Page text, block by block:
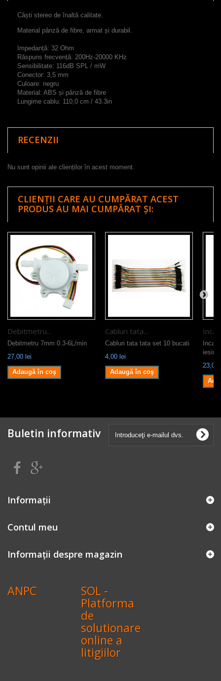
Căști stereo de înaltă calitate
Material pânză de fibre armat și durabil
Impedanță: 32 Ohm
Răspuns frecvență: 200Hz-20000 KHz
Sensibilitate: 116dB SPL / mW
Conector: 3,5 mm
Culoare: negru
Material: ABS și pânză de fibre
Lungime cablu: 110,0 cm / 43.3in
RECENZII
Nu sunt opinii ale clienților în acest moment.
CLIENȚII CARE AU CUMPĂRAT ACEST
PRODUS AU MAI CUMPĂRAT ȘI:
Debitmetru...
Debitmetru 7mm 0.3-6L/min
27,00 lei
Adaugă în coş
Cabluri tata...
Cabluri tata tata set 10 bucati
4,00 lei
Adaugă în coş
iesiri
23,00
Buletin informativ
Informaţii
Contul meu
Informații despre magazin
ANPC SOL -
Platforma
de
solutionare
online a
litigiilor